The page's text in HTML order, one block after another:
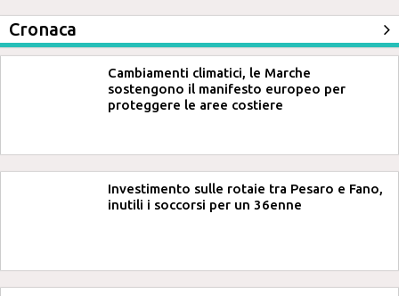
Cronaca
Cambiamenti climatici, le Marche
sostengono il manifesto europeo per
proteggere le aree costiere
Investimento sulle rotaie tra Pesaro e Fano,
inutili i soccorsi per un 36enne